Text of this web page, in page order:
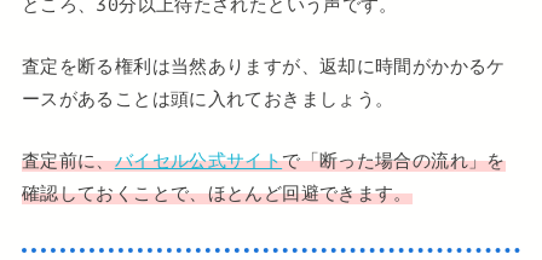
査定を断る権利は当然ありますが、返却に時間がかかるケ
ースがあることは頭に入れておきましょう。
査定前に、バイセル公式サイトで「断った場合の流れ」を
確認しておくことで、ほとんど回避できます。